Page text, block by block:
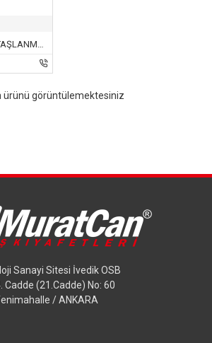
KOT TAKIM 12ONS TAŞLANMIŞ-YIKANMIŞ
ürünü görüntülemektesiniz
Sanayi Sitesi İvedik OSB
Cadde (21.Cadde) No: 60
/ ANKARA